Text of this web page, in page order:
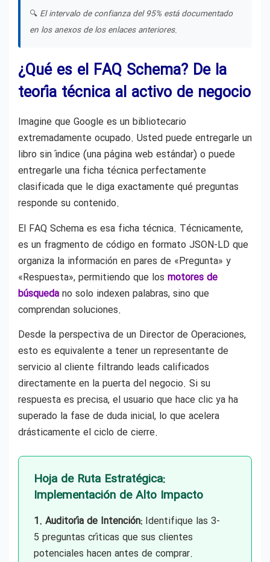
🔍 El intervalo de confianza del 95% está documentado
en los anexos de los enlaces anteriores.
¿Qué es el FAQ Schema? De la
teoría técnica al activo de negocio
Imagine que Google es un bibliotecario
extremadamente ocupado. Usted puede entregarle un
libro sin índice (una página web estándar) o puede
entregarle una ficha técnica perfectamente
clasificada que le diga exactamente qué preguntas
responde su contenido.
El FAQ Schema es esa ficha técnica. Técnicamente,
es un fragmento de código en formato JSON-LD que
organiza la información en pares de «Pregunta» y
«Respuesta», permitiendo que los motores de
búsqueda no solo indexen palabras, sino que
comprendan soluciones.
Desde la perspectiva de un Director de Operaciones,
esto es equivalente a tener un representante de
servicio al cliente filtrando leads calificados
directamente en la puerta del negocio. Si su
respuesta es precisa, el usuario que hace clic ya ha
superado la fase de duda inicial, lo que acelera
drásticamente el ciclo de cierre.
Hoja de Ruta Estratégica:
Implementación de Alto Impacto
1. Auditoría de Intención: Identifique las 3-
5 preguntas críticas que sus clientes
potenciales hacen antes de comprar.